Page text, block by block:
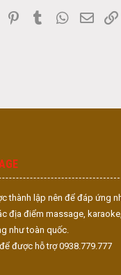
Reddit PinterestTumblr WhatsApp
Email
thành lập nên để đáp ứng
địa điểm massage,
như toàn quốc.
được hỗ trợ 0938.779.777